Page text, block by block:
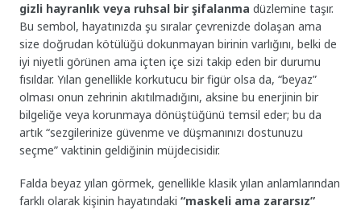
gizli hayranlık veya ruhsal bir şifalanma düzlemine taşır.
Bu sembol, hayatınızda şu sıralar çevrenizde dolaşan ama
size doğrudan kötülüğü dokunmayan birinin varlığını, belki de
iyi niyetli görünen ama içten içe sizi takip eden bir durumu
fısıldar. Yılan genellikle korkutucu bir figür olsa da, “beyaz”
olması onun zehrinin akıtılmadığını, aksine bu enerjinin bir
bilgeliğe veya korunmaya dönüştüğünü temsil eder; bu da
artık “sezgilerinize güvenme ve düşmanınızı dostunuzu
seçme” vaktinin geldiğinin müjdecisidir.
Falda beyaz yılan görmek, genellikle klasik yılan anlamlarından
farklı olarak kişinin hayatındaki“maskeli ama zararsız”